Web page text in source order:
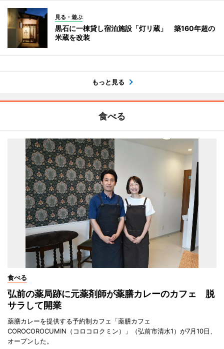
見る・遊ぶ
黒石に一棟貸し宿泊施設「灯リ蔵」 築160年超の
米蔵を改装
もっと見る
食べる
食べる
弘前の薬局跡に元薬剤師が薬膳カレーのカフェ 脱
サラして開業
薬膳カレーを提供する予約制カフェ「薬膳カフェ
COROCOROCUMIN（コロコロクミン）」（弘前市清水1）が7月10日、
オープンした。